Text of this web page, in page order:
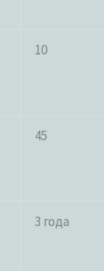
10
45
3 года